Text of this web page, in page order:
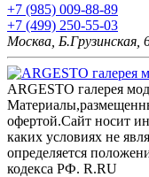
+7 (985) 009-88-89
+7 (499) 250-55-03
Москва, Б.Грузинская,
ARGESTO галерея
офертой.Сайт носит
каких условиях не
определяется
кодекса РФ. R.RU